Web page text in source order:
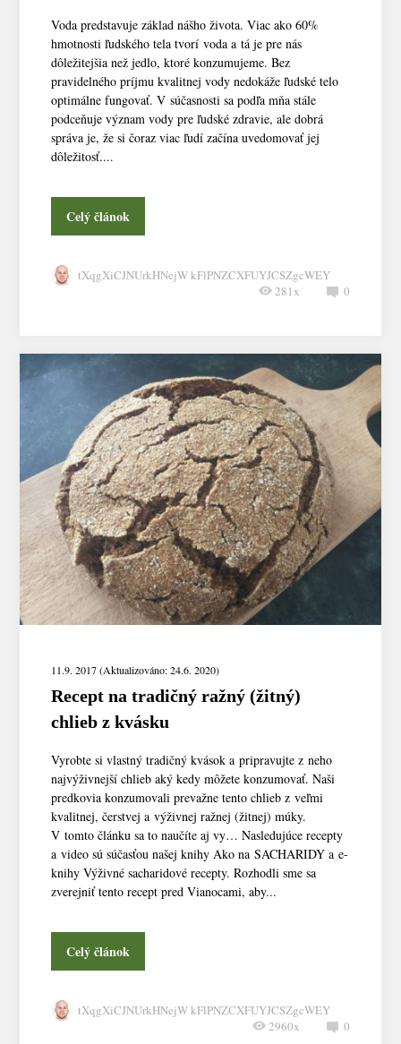
Voda predstavuje základ nášho života. Viac ako 60%
hmotnosti ľudského tela tvorí voda a tá je pre nás
dôležitejšia než jedlo, ktoré konzumujeme. Bez
pravidelného príjmu kvalitnej vody nedokáže ľudské telo
optimálne fungovať. V súčasnosti sa podľa mňa stále
podceňuje význam vody pre ľudské zdravie, ale dobrá
správa je, že si čoraz viac ľudí začína uvedomovať jej
dôležitosť....
Celý článok
tXqgXiCJNUrkHNejW kFlPNZCXFUYJCSZgcWEY
0
281x
11.9. 2017 (Aktualizováno: 24.6. 2020)
Recept na tradičný ražný (žitný)
chlieb z kvásku
Vyrobte si vlastný tradičný kvások a pripravujte z neho
najvýživnejší chlieb aký kedy môžete konzumovať. Naši
predkovia konzumovali prevažne tento chlieb z veľmi
kvalitnej, čerstvej a výživnej ražnej (žitnej) múky.
V tomto článku sa to naučíte aj vy… Nasledujúce recepty
a video sú súčasťou našej knihy Ako na SACHARIDY a e-
knihy Výživné sacharidové recepty. Rozhodli sme sa
zverejniť tento recept pred Vianocami, aby...
Celý článok
tXqgXiCJNUrkHNejW kFlPNZCXFUYJCSZgcWEY
0
2960x